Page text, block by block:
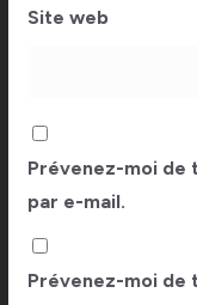
Site web
Prévenez-moi de
par e-mail.
Prévenez-moi de